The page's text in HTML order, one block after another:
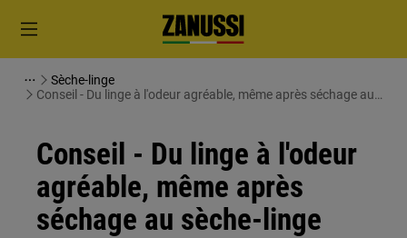
Sèche-linge
Conseil - Du linge à l'odeur agréable, même après séchage au
Conseil - Du linge à l'odeur
agréable, même après
séchage au sèche-linge